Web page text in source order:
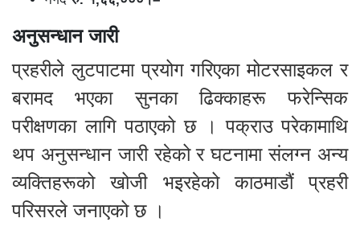
अनुसन्धान जारी
प्रहरीले लुटपाटमा प्रयोग गरिएका मोटरसाइकल र
बरामद भएका सुनका ढिक्काहरू फरेन्सिक
परीक्षणका लागि पठाएको छ । पक्राउ परेकामाथि
थप अनुसन्धान जारी रहेको र घटनामा संलग्न अन्य
व्यक्तिहरूको खोजी भइरहेको काठमाडौं प्रहरी
परिसरले जनाएको छ ।